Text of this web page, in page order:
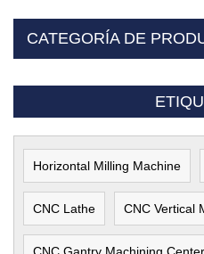
CATEGORÍA DE
Horizontal Milling Machine
CNC Lathe CNC Vertical
CNC Gantry Machining Center